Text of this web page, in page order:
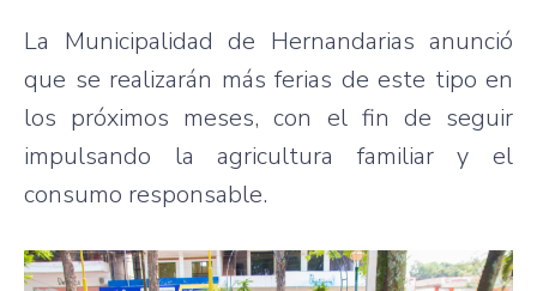
La Municipalidad de Hernandarias anunció
que se realizarán más ferias de este tipo en
los próximos meses, con el fin de seguir
impulsando la agricultura familiar y el
consumo responsable.